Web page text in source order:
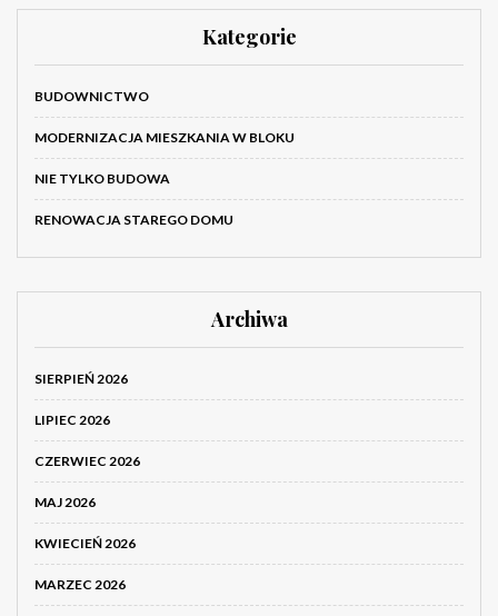
Kategorie
BUDOWNICTWO
MODERNIZACJA MIESZKANIA W BLOKU
NIE TYLKO BUDOWA
RENOWACJA STAREGO DOMU
Archiwa
SIERPIEŃ 2026
LIPIEC 2026
CZERWIEC 2026
MAJ 2026
KWIECIEŃ 2026
MARZEC 2026